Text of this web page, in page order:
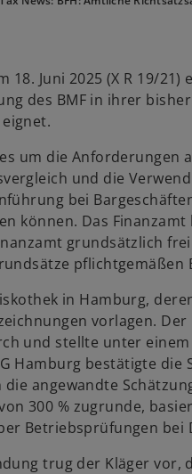
18. Juni 2025 (X R 19/
des BMF in ihrer
um die
und die
bei
können. Das
grundsätzlich
pflichtgemäßen
in Hamburg,
vorlagen.
und stellte unter
Hamburg bestätigte die
angewandte
300 % zugrunde,
Betriebsprüfungen bei
trug der Kläger